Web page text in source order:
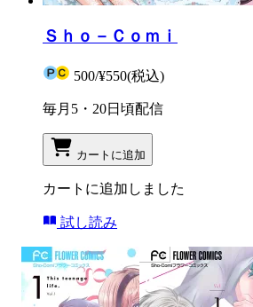
Ｓｈｏ－Ｃｏｍｉ
500/¥550(税込)
毎月5・20日頃配信
カートに追加
カートに追加しました
試し読み